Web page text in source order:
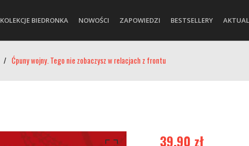
KOLEKCJE BIEDRONKA NOWOŚCI ZAPOWIEDZI BESTSELLERY
/ Ćpuny wojny. Tego nie zobaczysz w relacjach z frontu
39,90 zł